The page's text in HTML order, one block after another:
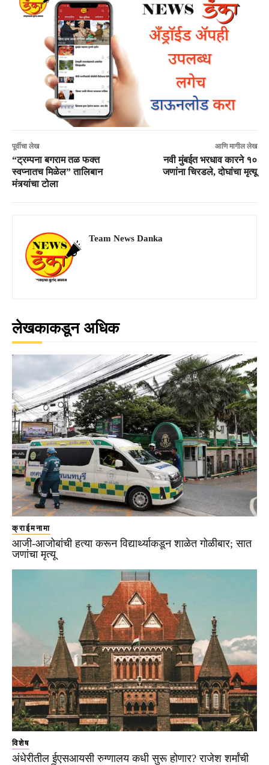
पूर्वीचा लेख
“ट्रम्पना बगराम तळ फक्त
स्वप्नातच मिळेल” तालिबान
मंत्र्यांचा टोला
आणि मागील लेख
नवी मुंबईत भरधाव कारने १०
जणांना चिरडले, दोघांचा मृत्यू
Team News Danka
लेखकाकडून अधिक
क्राईमनामा
आजी-आजोबांची हत्या करून विद्यार्थ्याकडून शाळेत गोळीबार; सात
जणांचा मृत्यू
विशेष
अंधेरीतील ईएसआयसी रुग्णालय कधी सुरू होणार? राजेश शर्मांची